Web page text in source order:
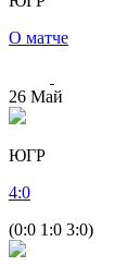
О матче
26 Май
ЮГР
4:0
(0:0 1:0 3:0)